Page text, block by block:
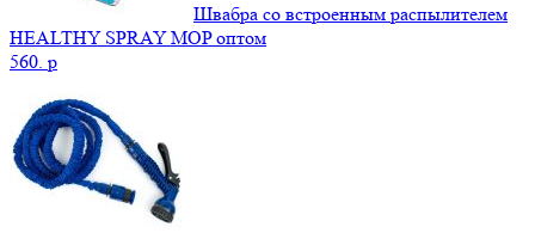
Швабра со встроенным распылителем
HEALTHY SPRAY MOP оптом
560. p